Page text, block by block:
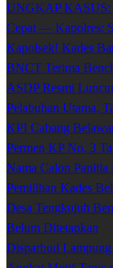
UNGKAP KASUS:
Cepat — Kapolres:
Kapolsek! Kades
BNCT Terima
ASDP Resmi
Pelabuhan Utama,
KPI Cabang
Permen KP No. 3
Nama Calon Panitia
Pemilihan Kades
Desa Tengkujuh
Belum Ditetapkan
Disparbud Lampung